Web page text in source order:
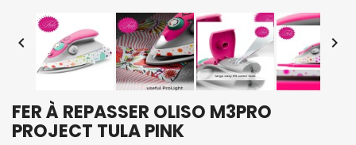
 
FER À REPASSER OLISO M3PRO
PROJECT TULA PINK